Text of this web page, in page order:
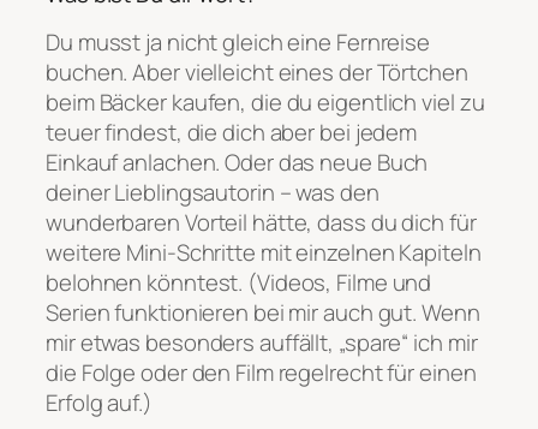
Du musst ja nicht gleich eine Fernreise
buchen. Aber vielleicht eines der Törtchen
beim Bäcker kaufen, die du eigentlich viel zu
teuer findest, die dich aber bei jedem
Einkauf anlachen. Oder das neue Buch
deiner Lieblingsautorin – was den
wunderbaren Vorteil hätte, dass du dich für
weitere Mini-Schritte mit einzelnen Kapiteln
belohnen könntest. (Videos, Filme und
Serien funktionieren bei mir auch gut. Wenn
mir etwas besonders auffällt, „spare“ ich mir
die Folge oder den Film regelrecht für einen
Erfolg auf.)